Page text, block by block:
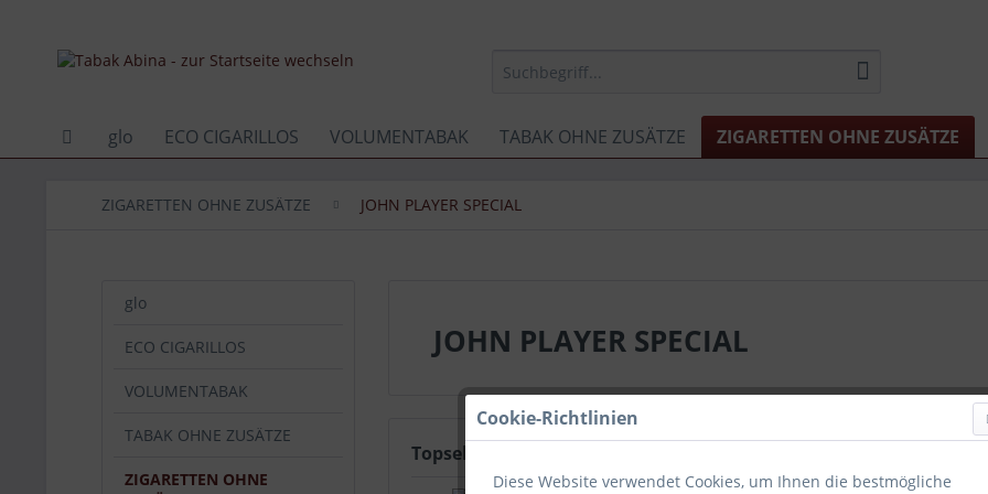
glo ECO CIGARILLOS VOLUMENTABAK TABAK OHNE ZUSÄTZE ZIGARETTEN OHNE ZUSÄTZE
ZIGARETTEN OHNE ZUSÄTZE JOHN PLAYER SPECIAL
glo
ECO CIGARILLOS
VOLUMENTABAK
TABAK OHNE ZUSÄTZE
ZIGARETTEN OHNE
JOHN PLAYER SPECIAL
Topseller
Cookie-Richtlinien
Diese Website verwendet Cookies, um Ihnen die bestmögliche